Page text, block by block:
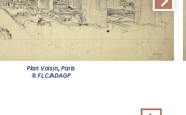
Plan Voisin, Paris
© FLC/ADAGP